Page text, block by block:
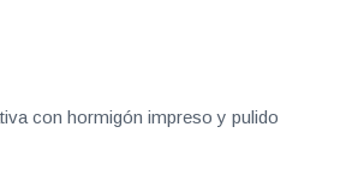
con hormigón impreso y pulido